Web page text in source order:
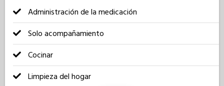
Administración de la medicación
Solo acompañamiento
Cocinar
Limpieza del hogar